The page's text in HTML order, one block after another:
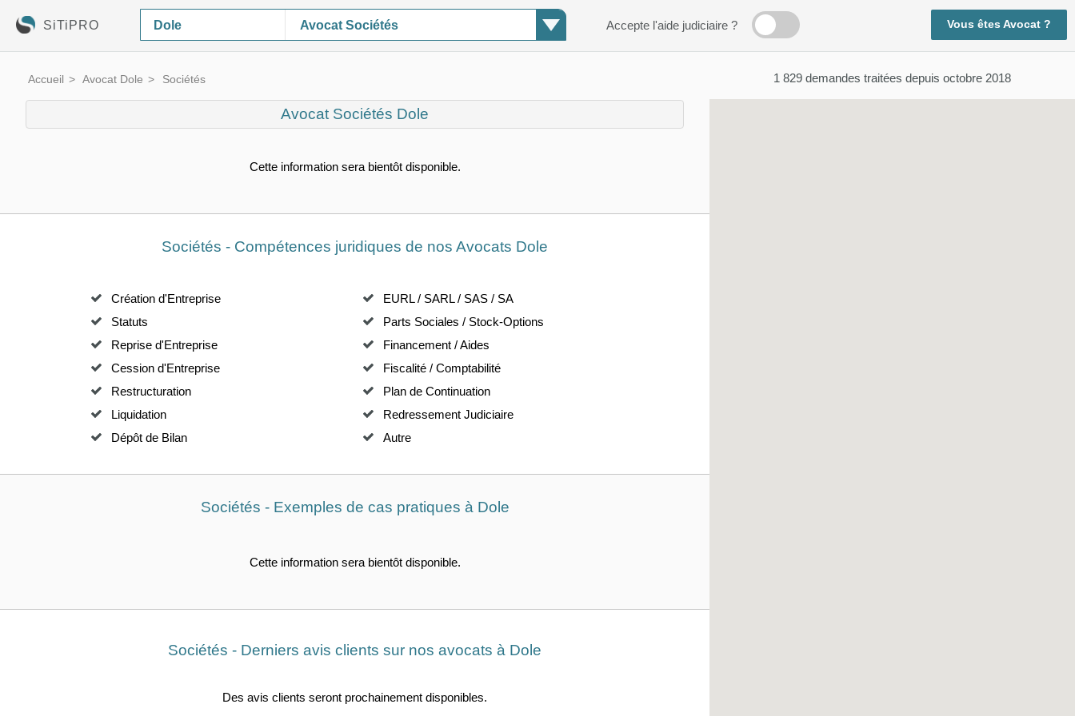
SiTiPRO Avocat Sociétés Accepte l'aide judiciaire ? Vous êtes Avocat ?
Accueil Avocat Dole Sociétés
Avocat Sociétés Dole
Cette information sera bientôt disponible.
Sociétés - Compétences juridiques de nosAvocats Dole
Création d'Entreprise
Statuts
Reprise d'Entreprise
Cession d'Entreprise
Restructuration
Liquidation
Dépôt de Bilan
EURL / SARL / SAS / SA
Parts Sociales / Stock-Options
Financement / Aides
Fiscalité / Comptabilité
Plan de Continuation
Redressement Judiciaire
Autre
Sociétés - Exemples de cas pratiques à Dole
Cette information sera bientôt disponible.
Sociétés - Derniers avis clients sur nos avocats à Dole
Des avis clients seront prochainement disponibles.
1 829 demandes traitées depuis octobre 2018